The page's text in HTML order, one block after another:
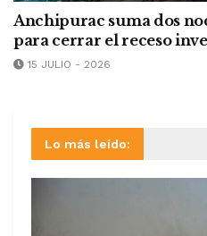
Anchipurac suma dos
para cerrar el receso
15 JULIO - 2026
Lo más leído: